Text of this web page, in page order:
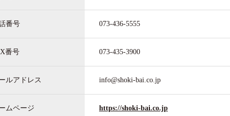
番号 073-436-5555
番号 073-435-3900
ルアドレス info@shoki-bai.co.jp
ムページ https://shoki-bai.co.jp